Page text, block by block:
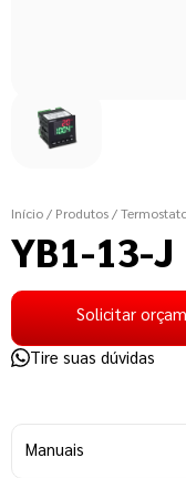
Início / Produtos /
YB1-13-J
Solicitar
Tire suas dúvidas
Manuais